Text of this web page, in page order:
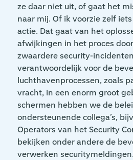
ze daar niet uit, of gaat het
naar mij. Of ik voorzie zelf
actie. Dat gaat van het
afwijkingen in het proces
zwaardere security-
verantwoordelijk voor de
luchthavenprocessen, zoals
vracht, in een enorm groot
schermen hebben we de
ondersteunende collega’s,
Operators van het Security
bekijken onder andere de
verwerken